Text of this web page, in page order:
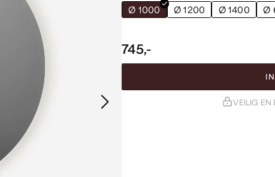
Ø 1000 Ø 1200 Ø 1400 Ø
745,-
VEILIG EN